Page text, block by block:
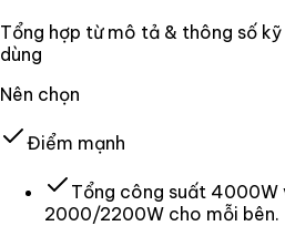
Tổng hợp từ mô tả & thông số
dùng
Nên chọn
Điểm mạnh
Tổng công suất 4000W
2000/2200W cho mỗi bên.